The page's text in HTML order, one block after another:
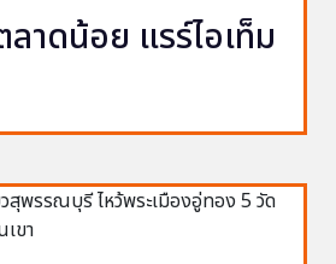
าดน้อย แรร์ไอเท็ม